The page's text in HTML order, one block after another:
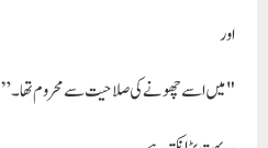
اور
"میں اسے چھونے کی صلاحیت سے محروم تھا۔”